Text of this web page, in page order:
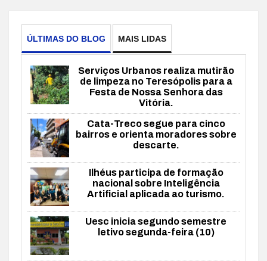
ÚLTIMAS DO BLOG MAIS LIDAS
Serviços Urbanos realiza mutirão
de limpeza no Teresópolis para a
Festa de Nossa Senhora das
Vitória.
Cata-Treco segue para cinco
bairros e orienta moradores sobre
descarte.
Ilhéus participa de formação
nacional sobre Inteligência
Artificial aplicada ao turismo.
Uesc inicia segundo semestre
letivo segunda-feira (10)